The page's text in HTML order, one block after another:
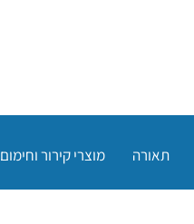
תאורה מוצרי קירור וחימום